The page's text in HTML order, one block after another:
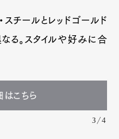
スチールとレッドゴールド
る。スタイルや好みに合
はこちら
3/4